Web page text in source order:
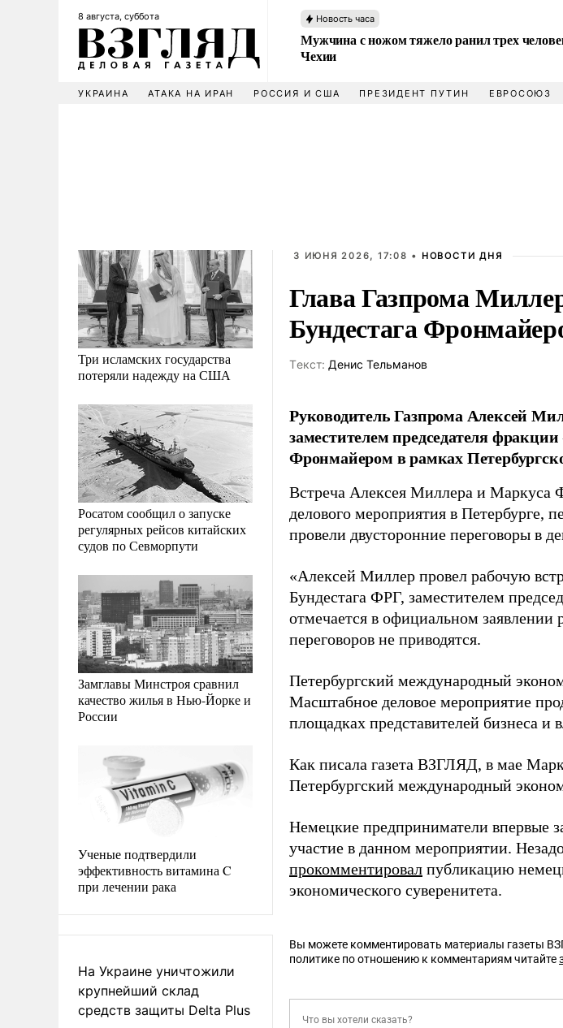
8 августа, суббота Новость часа
Мужчина с ножом тяжело ранил трех
Чехии
УКРАИНА АТАКА НА ИРАН РОССИЯ И США ПРЕЗИДЕНТ ПУТИН ЕВРОСОЮЗ
Три исламских государства
потеряли надежду на США
Росатом сообщил о запуске
регулярных рейсов китайских
судов по Севморпути
Замглавы Минстроя сравнил
качество жилья в Нью-Йорке и
России
Ученые подтвердили
эффективность витамина C
при лечении рака
На Украине уничтожили
крупнейший склад
средств защиты Delta Plus
3 ИЮНЯ 2026, 17:08 • НОВОСТИ ДНЯ
Глава Газпрома
Бундестага
Tекст: Денис Тельманов
Руководитель Газпрома Алексей
заместителем председателя
Фронмайером в рамках
Встреча Алексея Миллера и Маркуса
делового мероприятия в Петербурге,
провели двусторонние переговоры в
«Алексей Миллер провел рабочую
Бундестага ФРГ, заместителем
отмечается в официальном
переговоров не приводятся.
Петербургский международный
Масштабное деловое мероприятие
площадках представителей бизнеса и
Как писала газета ВЗГЛЯД, в мае
Петербургский международный
Немецкие предприниматели впервые
участие в данном мероприятии.
прокомментировал публикацию
экономического суверенитета.
Вы можете комментировать материалы газеты
политике по отношению к комментариям читайте